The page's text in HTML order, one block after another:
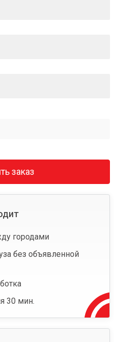
заказ
городами
без объявленной
30 мин.